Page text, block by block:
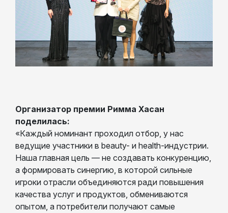
Организатор премии Римма Хасан
поделилась:
«Каждый номинант проходил отбор, у нас
ведущие участники в beauty- и health-индустрии.
Наша главная цель — не создавать конкуренцию,
а формировать синергию, в которой сильные
игроки отрасли объединяются ради повышения
качества услуг и продуктов, обмениваются
опытом, а потребители получают самые